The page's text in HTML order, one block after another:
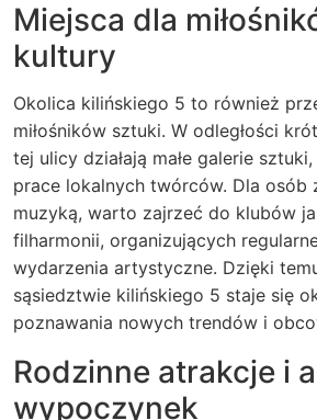
Miejsca dla
kultury
Okolica kilińskiego 5 to również
miłośników sztuki. W odległości
tej ulicy działają małe galerie
prace lokalnych twórców. Dla osób
muzyką, warto zajrzeć do klubów
filharmonii, organizujących
wydarzenia artystyczne. Dzięki
sąsiedztwie kilińskiego 5 staje się
poznawania nowych trendów i
Rodzinne atrakcje i
wypoczynek